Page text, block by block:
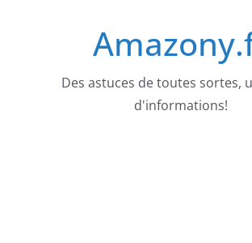
Des astuces de toutes sortes,
d'informations!